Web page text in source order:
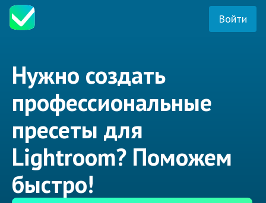
Войти
Нужно создать
профессиональные
пресеты для
Lightroom? Поможем
быстро!